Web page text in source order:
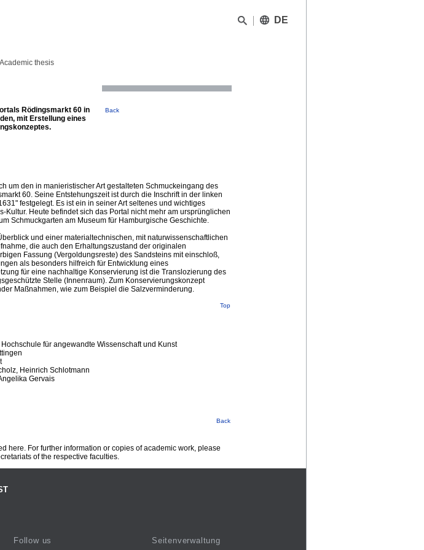
DE
Academic thesis
Rödingsmarkt 60 in
mit Erstellung eines
Back
um den in manieristischer Art gestalteten Schmuckeingang des
60. Seine Entstehungszeit ist durch die Inschrift in der linken
festgelegt. Es ist ein in seiner Art seltenes und wichtiges
Kultur. Heute befindet sich das Portal nicht mehr am ursprünglichen
Schmuckgarten am Museum für Hamburgische Geschichte.
und einer materialtechnischen, mit naturwissenschaftlichen
die auch den Erhaltungszustand der originalen
Fassung (Vergoldungsreste) des Sandsteins mit einschloß,
als besonders hilfreich für Entwicklung eines
für eine nachhaltige Konservierung ist die Translozierung des
Stelle (Innenraum). Zum Konservierungskonzept
Maßnahmen, wie zum Beispiel die Salzverminderung.
Top
Hochschule für angewandte Wissenschaft und Kunst
Heinrich Schlotmann
Gervais
Back
here. For further information or copies of academic work, please
of the respective faculties.
Follow us Seitenverwaltung